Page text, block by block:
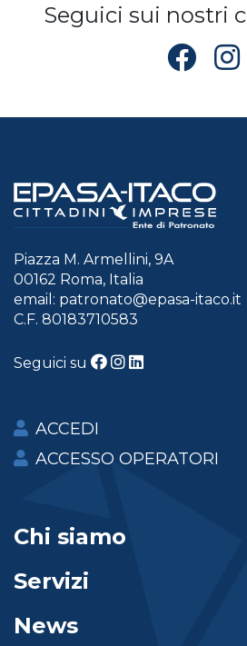
Seguici sui nostri
Piazza M. Armellini, 9A
00162 Roma, Italia
email: patronato@epasa-itaco.it
C.F. 80183710583
Seguici su
Chi siamo
Servizi
News
ACCEDI
ACCESSO OPERATORI